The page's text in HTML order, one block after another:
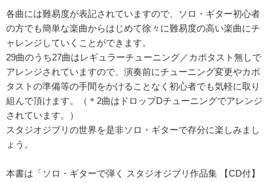
各曲には難易度が表記されていますので、ソロ・ギター初心者
の方でも簡単な楽曲からはじめて徐々に難易度の高い楽曲にチ
ャレンジしていくことができます。
29曲のうち27曲はレギュラーチューニング／カポタスト無しで
アレンジされていますので、演奏前にチューニング変更やカポ
タストの準備等の手間をかけることなく初心者でも気軽に取り
組んで頂けます。（＊2曲はドロップDチューニングでアレンジ
されています。）
スタジオジブリの世界を是非ソロ・ギターで存分に楽しみまし
ょう。
本書は「ソロ・ギターで弾く スタジオジブリ作品集 【CD付】